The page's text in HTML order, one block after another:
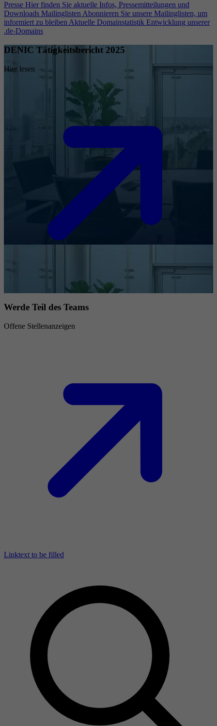
Presse Hier finden Sie aktuelle Infos, Pressemitteilungen und
Downloads Mailinglisten Abonnieren Sie unsere Mailinglisten, um
informiert zu bleiben Aktuelle Domainstatistik Entwicklung unserer
.de-Domains
DENIC Tätigkeitsbericht 2025
Hier lesen
Werde Teil des Teams
Offene Stellenanzeigen
Linktext to be filled